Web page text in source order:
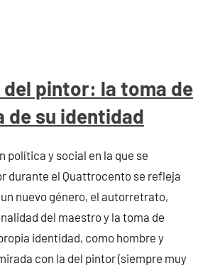
del pintor: la toma de
de su identidad
política y social en la que se
durante el Quattrocento se refleja
nuevo género, el autorretrato,
del maestro y la toma de
identidad, como hombre y
con la del pintor (siempre muy